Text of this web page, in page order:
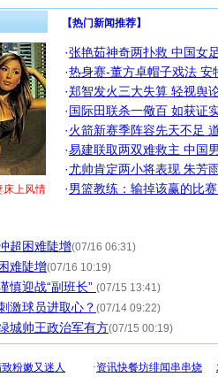
床上风情
【热门新闻推荐】
·张艳茹神奇两扑救 中国女
·热身赛-董方卓帽子戏法 安
·郑智发火三大失算 轻视舆
·国际田联杀一儆百 如获证
·火箭新赛季阵容先天不足
·易建联取两双难救主 中国
·尤帅肯定两小将表现 朱芳
·男篮教练：输掉该赢的比
超困难陡增(07/16 06:31)
难陡增(07/16 10:19)
慎迎战“副班长” (07/15 13:41)
激球员进取心？ (07/14 09:22)
城帅王政治军有方(07/15 00:19)